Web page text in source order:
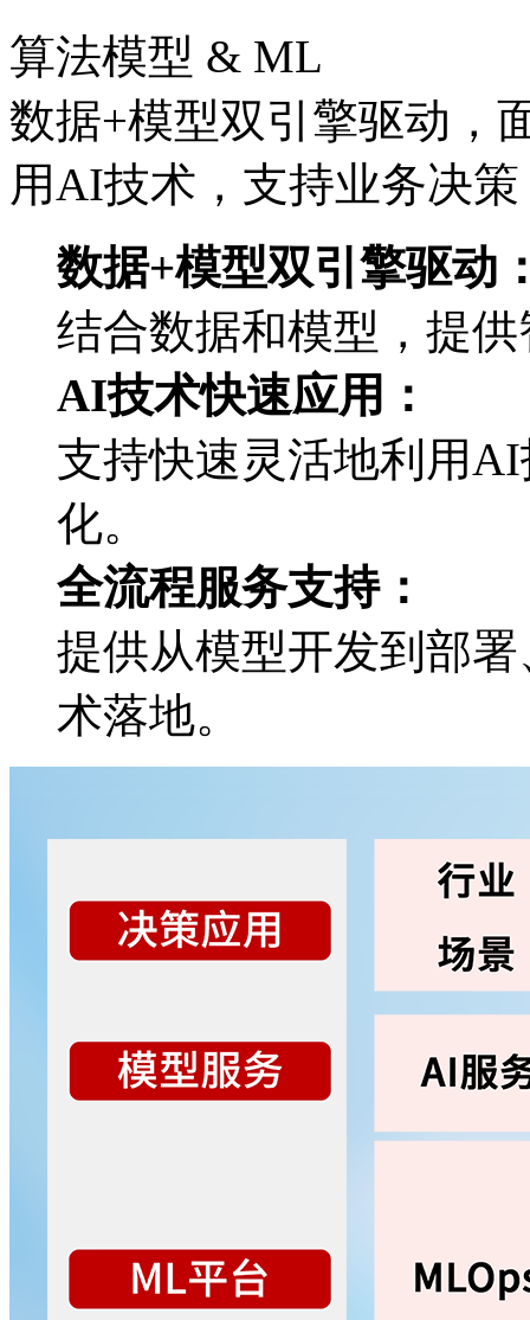
算法模型 & ML
数据+模型双引擎驱动，
用AI技术，支持业务决
数据+模型双引擎驱动
结合数据和模型，
AI技术快速应用：
支持快速灵活地利用AI
化。
全流程服务支持：
提供从模型开发到部署
术落地。